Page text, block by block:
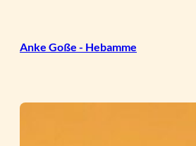
springen
Anke Goße - Hebamme